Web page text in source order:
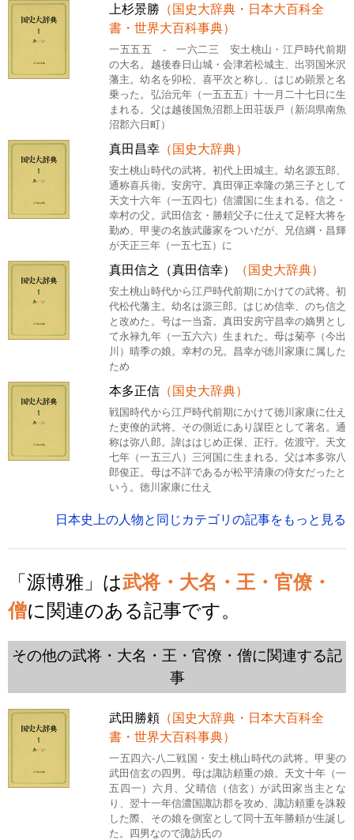
上杉景勝 （国史大辞典・日本大百科全
書・世界大百科事典）
一五五五 - 一六二三 安土桃山・江戸時代前期
の大名。越後春日山城・会津若松城主、出羽国米沢
藩主。幼名を卯松、喜平次と称し、はじめ顕景と名
乗った。弘治元年（一五五五）十一月二十七日に生
まれる。父は越後国魚沼郡上田荘坂戸（新潟県南魚
沼郡六日町）
真田昌幸 （国史大辞典）
安土桃山時代の武将。初代上田城主。幼名源五郎、
通称喜兵衛。安房守。真田弾正幸隆の第三子として
天文十六年（一五四七）信濃国に生まれる。信之・
幸村の父。武田信玄・勝頼父子に仕えて足軽大将を
勤め、甲斐の名族武藤家をついだが、兄信綱・昌輝
が天正三年（一五七五）に
真田信之（真田信幸） （国史大辞典）
安土桃山時代から江戸時代前期にかけての武将。初
代松代藩主。幼名は源三郎。はじめ信幸、のち信之
と改めた。号は一当斎。真田安房守昌幸の嫡男とし
て永禄九年（一五六六）生まれた。母は菊亭（今出
川）晴季の娘。幸村の兄。昌幸が徳川家康に属した
ため
本多正信 （国史大辞典）
戦国時代から江戸時代前期にかけて徳川家康に仕え
た吏僚的武将。その側近にあり謀臣として著名。通
称は弥八郎。諱ははじめ正保、正行。佐渡守。天文
七年（一五三八）三河国に生まれる。父は本多弥八
郎俊正。母は不詳であるが松平清康の侍女だったと
いう。徳川家康に仕え
日本史上の人物と同じカテゴリの記事をもっと見る
「源博雅」は武将・大名・王・官僚・
僧に関連のある記事です。
その他の武将・大名・王・官僚・僧に関連する記
事
武田勝頼 （国史大辞典・日本大百科全
書・世界大百科事典）
一五四六-八二戦国・安土桃山時代の武将。甲斐の
武田信玄の四男。母は諏訪頼重の娘。天文十年（一
五四一）六月、父晴信（信玄）が武田家当主とな
り、翌十一年信濃国諏訪郡を攻め、諏訪頼重を誅殺
した際、その娘を側室として同十五年勝頼が生誕し
た。四男なので諏訪氏の